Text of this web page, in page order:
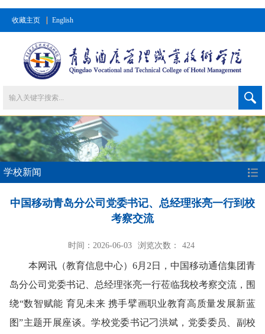
收藏主页 English
学校新闻
中国移动青岛分公司党委书记、总经理张亮一行到校
考察交流
时间：2026-06-03 浏览次数： 424
本网讯 （教育信息中心） 6月2日，中国移动通信集团青
岛分公司党委书记、总经理张亮一行莅临我校考察交流，围
绕“数智赋能 育见未来 携手擘画职业教育高质量发展新蓝
图”主题开展座谈。学校党委书记刁洪斌，党委委员、副校